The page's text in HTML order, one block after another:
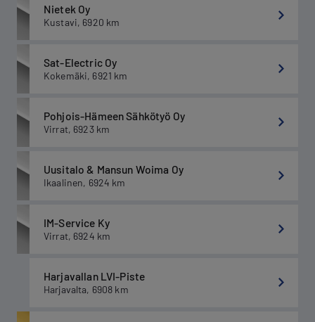
Nietek Oy
Kustavi, 6920 km
Sat-Electric Oy
Kokemäki, 6921 km
Pohjois-Hämeen Sähkötyö Oy
Virrat, 6923 km
Uusitalo & Mansun Woima Oy
Ikaalinen, 6924 km
IM-Service Ky
Virrat, 6924 km
Harjavallan LVI-Piste
Harjavalta, 6908 km